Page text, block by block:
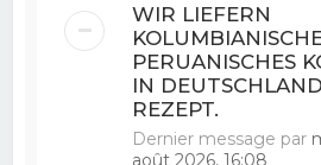
WIR LIEFERN
PERUANISCHES
IN
REZEPT.
Dernier message par
août 2026, 16:08